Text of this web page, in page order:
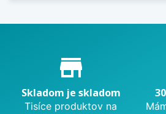
Proč nakupovat u nás?
store_mall_directory
Skladom je skladom
Tisíce produktov na